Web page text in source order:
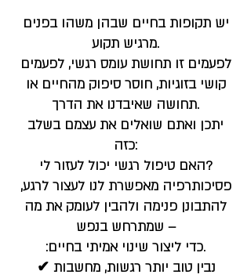
יש תקופות בחיים שבהן משהו בפנים
מרגיש תקוע.
לפעמים זו תחושת עומס רגשי, לפעמים
קושי בזוגיות, חוסר סיפוק מהחיים או
תחושה שאיבדנו את הדרך.
יתכן ואתם שואלים את עצמם בשלב
כזה:
האם טיפול רגשי יכול לעזור לי?
פסיכותרפיה מאפשרת לנו לעצור לרגע,
להתבונן פנימה ולהבין לעומק את מה
שמתרחש בנפש –
:כדי ליצור שינוי אמיתי בחיים.
✔ נבין טוב יותר רגשות, מחשבות